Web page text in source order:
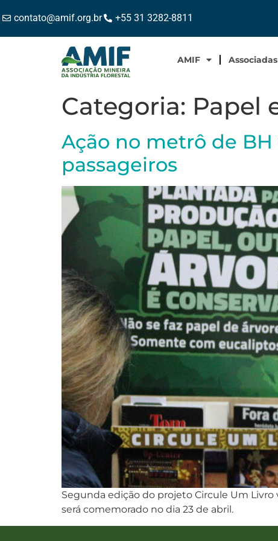
contato@amif.org.br +55 31 3282-8811
AMIF Associadas
Categoria: Papel
Ação no metrô de
passageiros
Segunda edição do projeto Circule Um
será comemorado no dia 23 de abril.